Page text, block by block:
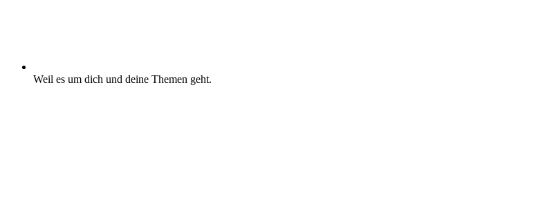
Weil es um dich und deine Themen geht.